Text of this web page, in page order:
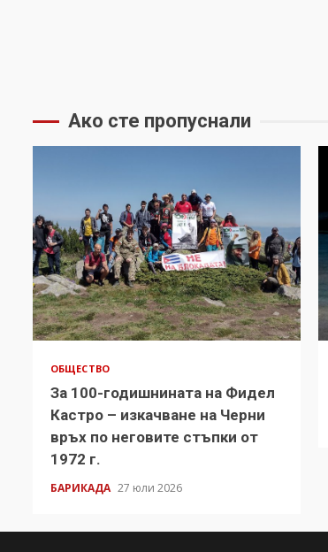
Ако сте пропуснали
ОБЩЕСТВО
За 100-годишнината на Фидел
Кастро – изкачване на Черни
връх по неговите стъпки от
1972 г.
БАРИКАДА 27 юли 2026